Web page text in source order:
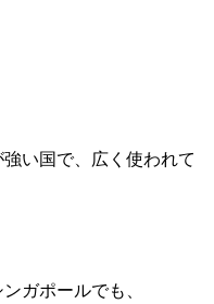
い国で、広く使われて
ガポールでも、